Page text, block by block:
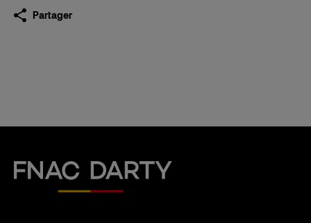
Partager
Fnac Darty